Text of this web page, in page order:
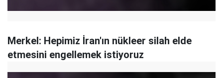
Merkel: Hepimiz İran'ın nükleer silah elde
etmesini engellemek istiyoruz